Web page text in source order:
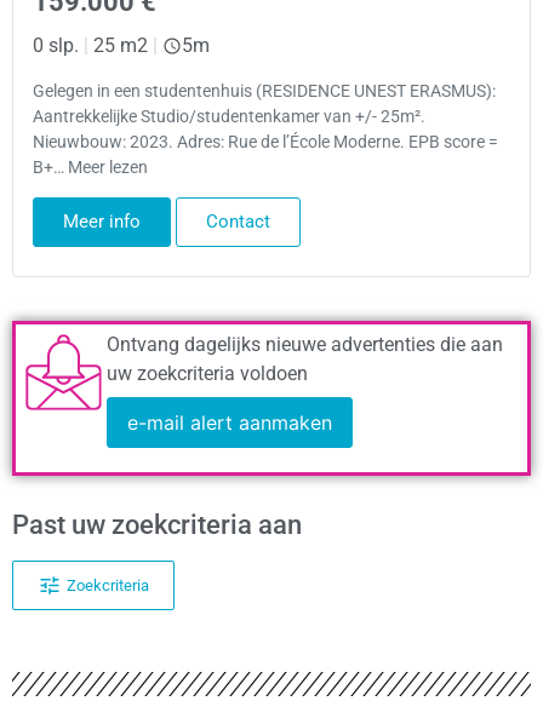
0 slp. 25 m2 5m
Gelegen in een studentenhuis (RESIDENCE UNEST ERASMUS):
Aantrekkelijke Studio/studentenkamer van +/- 25m².
Nieuwbouw: 2023. Adres: Rue de l’École Moderne. EPB score =
B+… Meer lezen
Meer info Contact
Ontvang dagelijks nieuwe advertenties die aan
uw zoekcriteria voldoen
e-mail alert aanmaken
Past uw zoekcriteria aan
Zoekcriteria